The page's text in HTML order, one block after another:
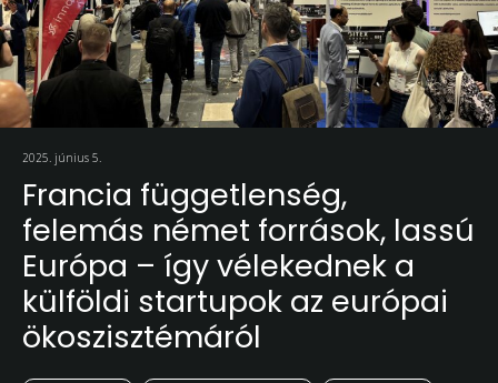
2025. június 5.
Francia függetlenség,
felemás német források, lassú
Európa – így vélekednek a
külföldi startupok az európai
ökoszisztémáról